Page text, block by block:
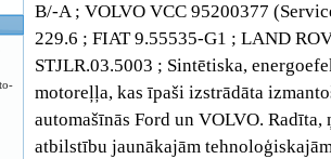
B/-A ; VOLVO VCC 95200377
229.6 ; FIAT 9.55535-G1 ; LAND
STJLR.03.5003 ; Sintētiska,
motoreļļa, kas īpaši izstrādāta
automašīnās Ford un VOLVO. Radīta,
atbilstību jaunākajām